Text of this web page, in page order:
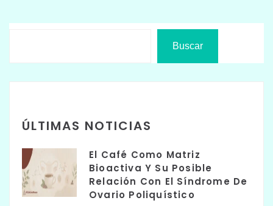
Buscar
ÚLTIMAS NOTICIAS
El Café Como Matriz
Bioactiva Y Su Posible
Relación Con El Síndrome De
Ovario Poliquístico